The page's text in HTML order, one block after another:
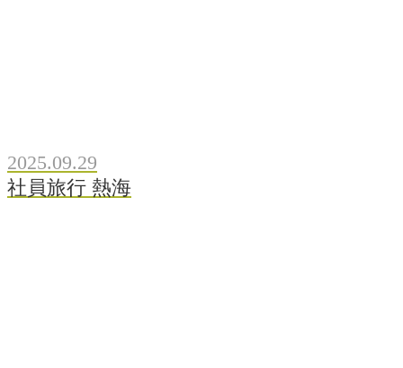
2025.09.29
社員旅行 熱海